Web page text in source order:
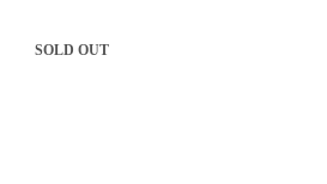
SOLD OUT